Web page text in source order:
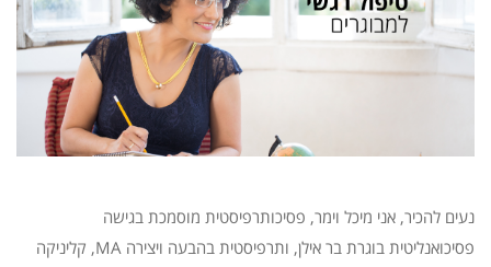
נעים להכיר, אני מיכל וימר, פסיכותרפיסטית מוסמכת בגישה
פסיכואנליטית בוגרת בר אילן, ותרפיסטית בהבעה ויצירה MA, קליניקה